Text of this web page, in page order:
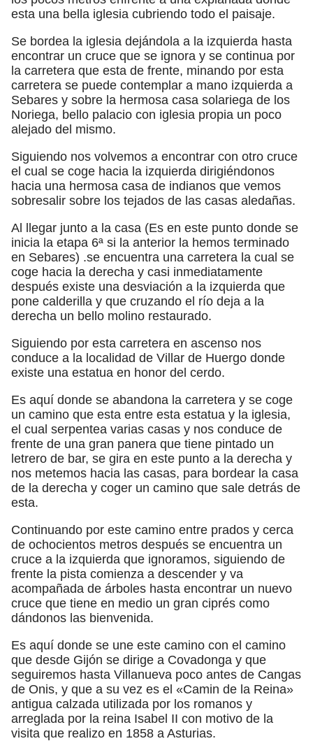
esta una bella iglesia cubriendo todo el paisaje.
Se bordea la iglesia dejándola a la izquierda hasta
encontrar un cruce que se ignora y se continua por
la carretera que esta de frente, minando por esta
carretera se puede contemplar a mano izquierda a
Sebares y sobre la hermosa casa solariega de los
Noriega, bello palacio con iglesia propia un poco
alejado del mismo.
Siguiendo nos volvemos a encontrar con otro cruce
el cual se coge hacia la izquierda dirigiéndonos
hacia una hermosa casa de indianos que vemos
sobresalir sobre los tejados de las casas aledañas.
Al llegar junto a la casa (Es en este punto donde se
inicia la etapa 6ª si la anterior la hemos terminado
en Sebares) .se encuentra una carretera la cual se
coge hacia la derecha y casi inmediatamente
después existe una desviación a la izquierda que
pone calderilla y que cruzando el río deja a la
derecha un bello molino restaurado.
Siguiendo por esta carretera en ascenso nos
conduce a la localidad de Villar de Huergo donde
existe una estatua en honor del cerdo.
Es aquí donde se abandona la carretera y se coge
un camino que esta entre esta estatua y la iglesia,
el cual serpentea varias casas y nos conduce de
frente de una gran panera que tiene pintado un
letrero de bar, se gira en este punto a la derecha y
nos metemos hacia las casas, para bordear la casa
de la derecha y coger un camino que sale detrás de
esta.
Continuando por este camino entre prados y cerca
de ochocientos metros después se encuentra un
cruce a la izquierda que ignoramos, siguiendo de
frente la pista comienza a descender y va
acompañada de árboles hasta encontrar un nuevo
cruce que tiene en medio un gran ciprés como
dándonos las bienvenida.
Es aquí donde se une este camino con el camino
que desde Gijón se dirige a Covadonga y que
seguiremos hasta Villanueva poco antes de Cangas
de Onis, y que a su vez es el «Camin de la Reina»
antigua calzada utilizada por los romanos y
arreglada por la reina Isabel II con motivo de la
visita que realizo en 1858 a Asturias.